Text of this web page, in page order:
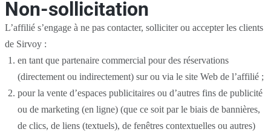
Non-sollicitation
L’affilié s’engage à ne pas contacter, solliciter ou accepter les clients
de Sirvoy :
en tant que partenaire commercial pour des réservations
(directement ou indirectement) sur ou via le site Web de l’affilié ;
pour la vente d’espaces publicitaires ou d’autres fins de publicité
ou de marketing (en ligne) (que ce soit par le biais de bannières,
de clics, de liens (textuels), de fenêtres contextuelles ou autres)